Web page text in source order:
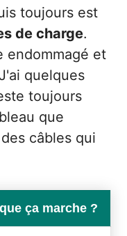
toujours est
de charge.
endommagé et
quelques
toujours
que
câbles qui
ça marche ?